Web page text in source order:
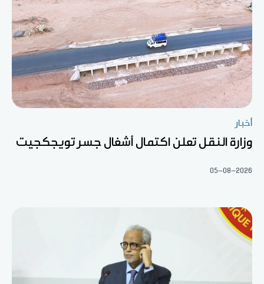
أخبار
وزارة النقل تعلن اكتمال أشغال جسر تويجكجيت
05-08-2026